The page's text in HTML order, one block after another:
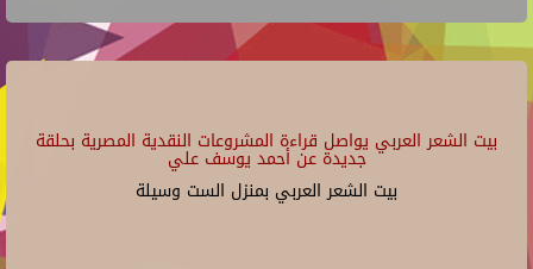
بيت الشعر العربي يواصل قراءة المشروعات النقدية المصرية بحلقة
جديدة عن أحمد يوسف علي
بيت الشعر العربي بمنزل الست وسيلة